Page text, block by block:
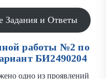
Задания и Ответы
работы №2 по
БИ2490204
одно из проявлений